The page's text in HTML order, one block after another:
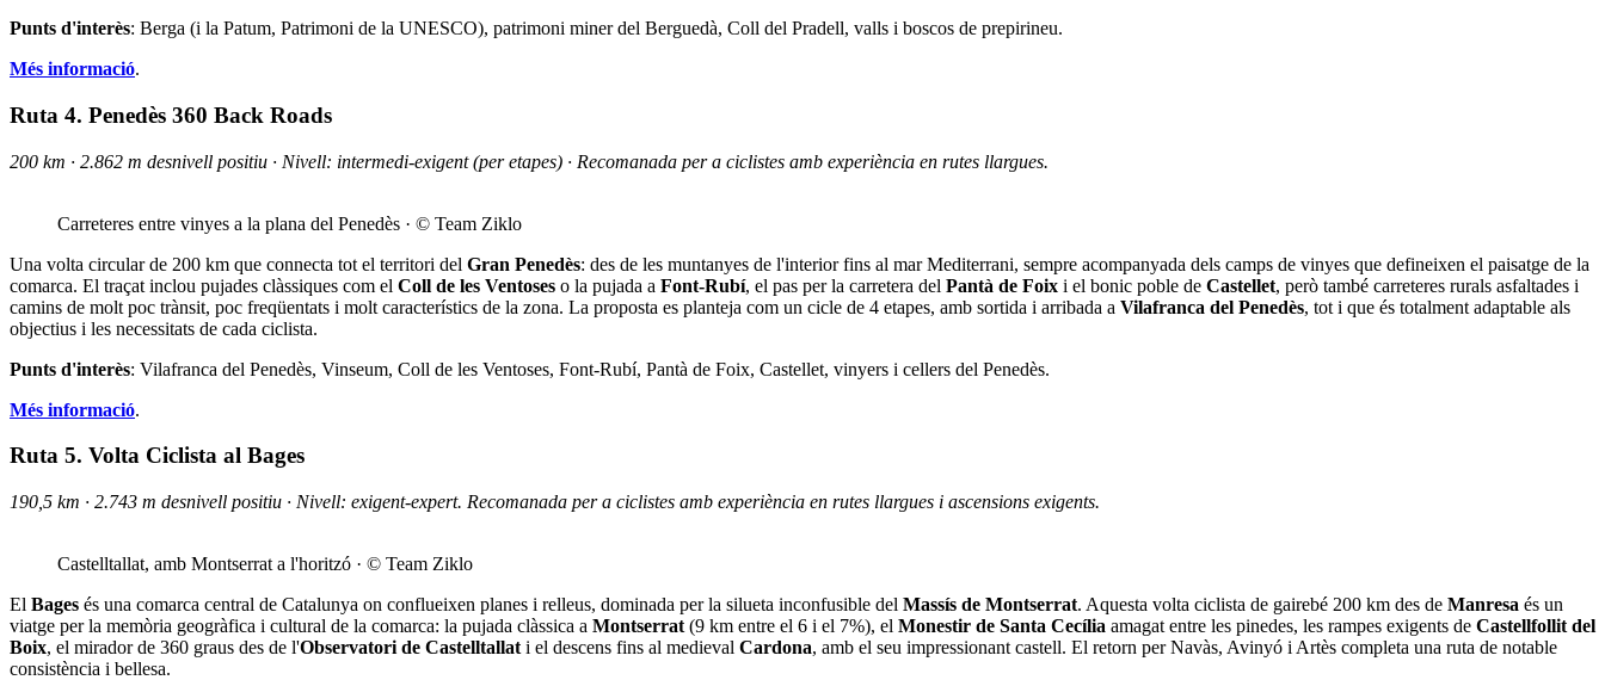
Punts d'interès: Berga (i la Patum, Patrimoni de la UNESCO), patrimoni miner del Berguedà, Coll del Pradell, valls i boscos de prepirineu.
Més informació.
Ruta 4. Penedès 360 Back Roads
200 km · 2.862 m desnivell positiu · Nivell: intermedi-exigent (per etapes) · Recomanada per a ciclistes amb experiència en rutes llargues.
Carreteres entre vinyes a la plana del Penedès · © Team Ziklo
Una volta circular de 200 km que connecta tot el territori del Gran Penedès: des de les muntanyes de l'interior fins al mar Mediterrani, sempre acompanyada dels camps de vinyes que defineixen el paisatge de la
comarca. El traçat inclou pujades clàssiques com el Coll de les Ventoses o la pujada a Font-Rubí, el pas per la carretera del Pantà de Foix i el bonic poble de Castellet, però també carreteres rurals asfaltades i
camins de molt poc trànsit, poc freqüentats i molt característics de la zona. La proposta es planteja com un cicle de 4 etapes, amb sortida i arribada a Vilafranca del Penedès, tot i que és totalment adaptable als
objectius i les necessitats de cada ciclista.
Punts d'interès: Vilafranca del Penedès, Vinseum, Coll de les Ventoses, Font-Rubí, Pantà de Foix, Castellet, vinyers i cellers del Penedès.
Més informació.
Ruta 5. Volta Ciclista al Bages
190,5 km · 2.743 m desnivell positiu · Nivell: exigent-expert. Recomanada per a ciclistes amb experiència en rutes llargues i ascensions exigents.
Castelltallat, amb Montserrat a l'horitzó · © Team Ziklo
El Bages és una comarca central de Catalunya on conflueixen planes i relleus, dominada per la silueta inconfusible del Massís de Montserrat. Aquesta volta ciclista de gairebé 200 km des de Manresa és un
viatge per la memòria geogràfica i cultural de la comarca: la pujada clàssica a Montserrat (9 km entre el 6 i el 7%), el Monestir de Santa Cecília amagat entre les pinedes, les rampes exigents de Castellfollit del
Boix, el mirador de 360 graus des de l'Observatori de Castelltallat i el descens fins al medieval Cardona, amb el seu impressionant castell. El retorn per Navàs, Avinyó i Artès completa una ruta de notable
consistència i bellesa.